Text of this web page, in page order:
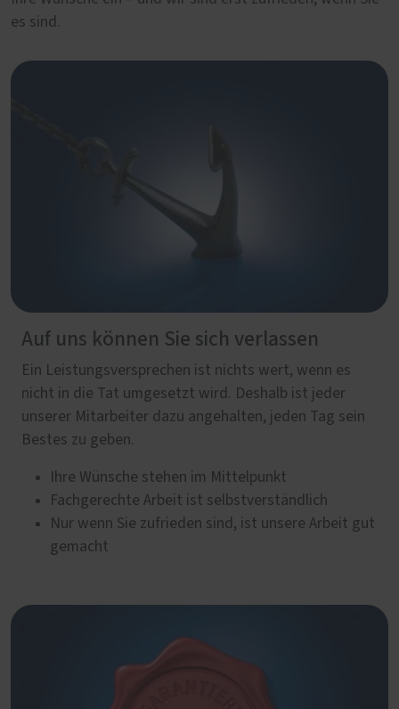
es sind.
Auf uns können Sie sich verlassen
Ein Leistungsversprechen ist nichts wert, wenn es
nicht in die Tat umgesetzt wird. Deshalb ist jeder
unserer Mitarbeiter dazu angehalten, jeden Tag sein
Bestes zu geben.
Ihre Wünsche stehen im Mittelpunkt
Fachgerechte Arbeit ist selbstverständlich
Nur wenn Sie zufrieden sind, ist unsere Arbeit gut
gemacht